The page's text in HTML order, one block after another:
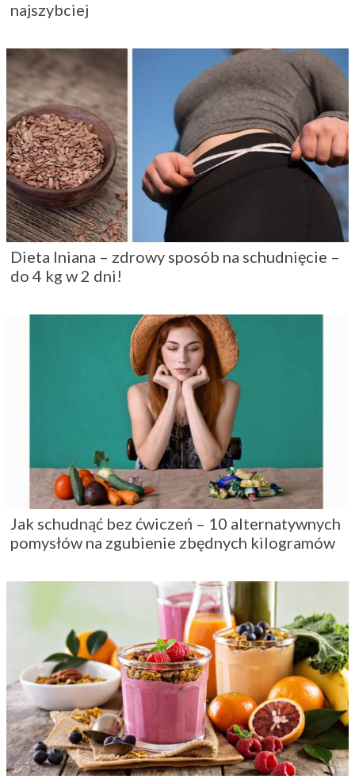
najszybciej
Dieta lniana – zdrowy sposób na schudnięcie –
do 4 kg w 2 dni!
Jak schudnąć bez ćwiczeń – 10 alternatywnych
pomysłów na zgubienie zbędnych kilogramów